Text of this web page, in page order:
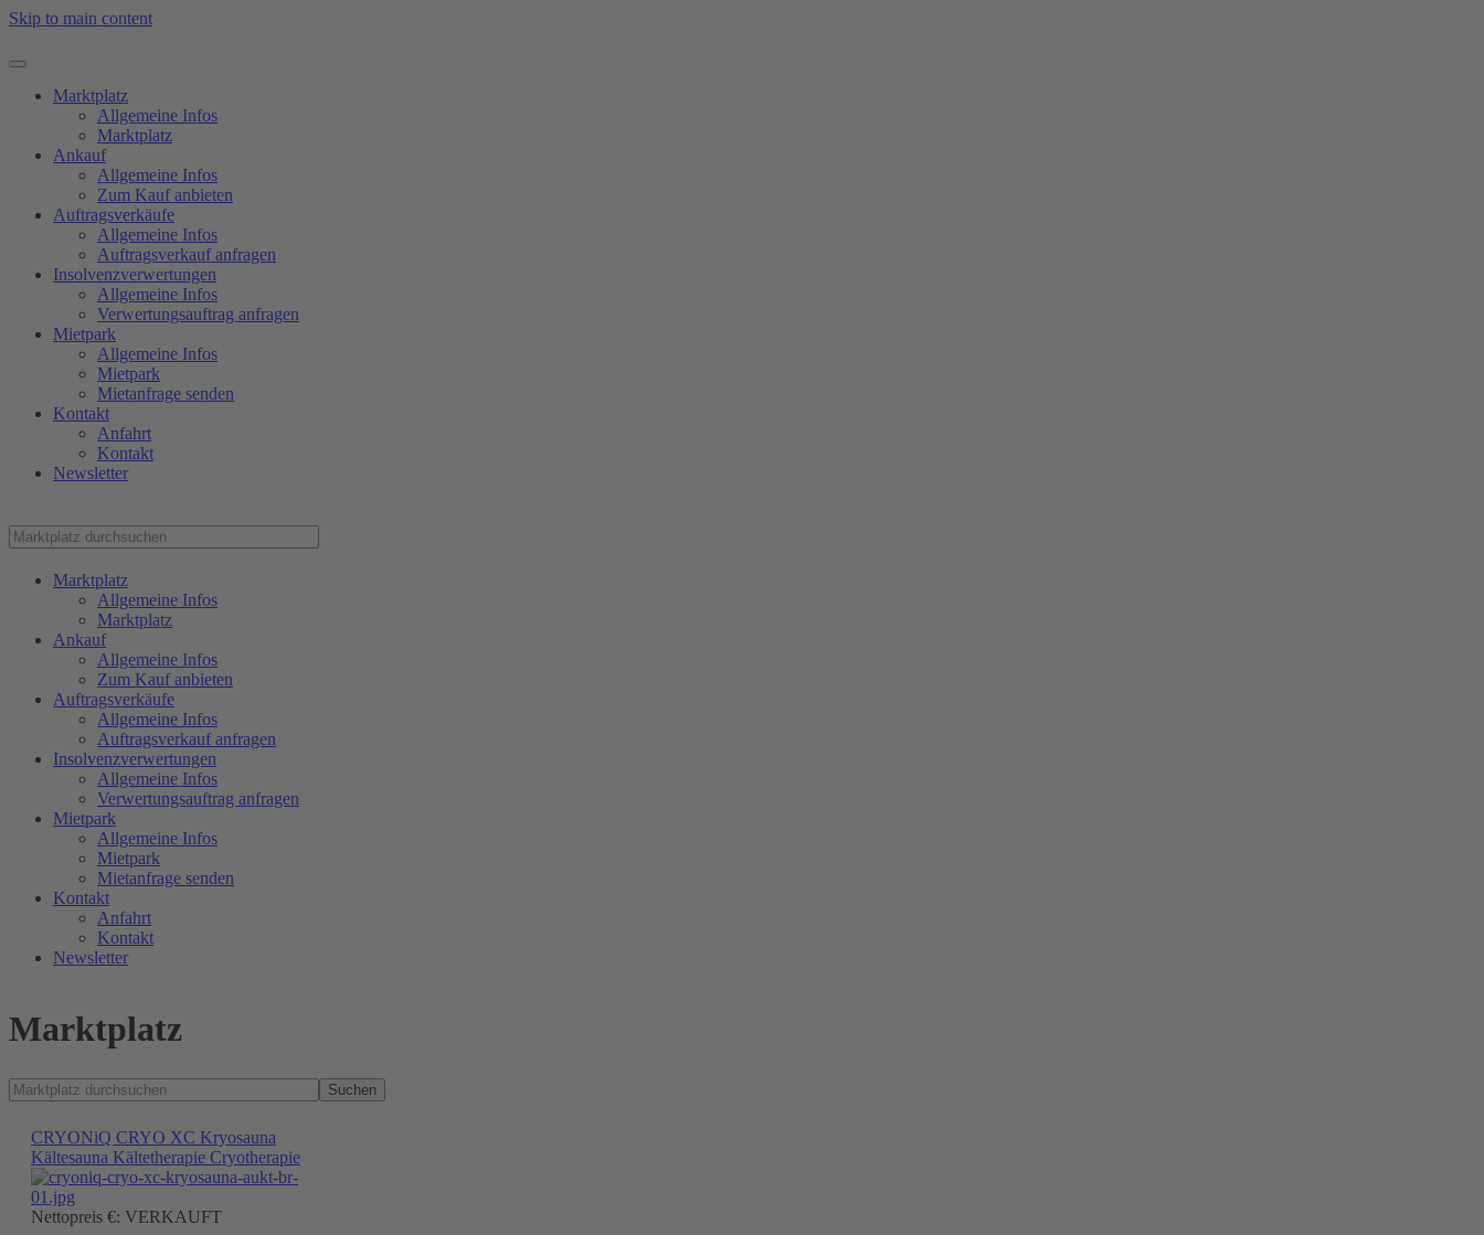
Skip to main content
Marktplatz
Allgemeine Infos
Marktplatz
Ankauf
Allgemeine Infos
Zum Kauf anbieten
Auftragsverkäufe
Allgemeine Infos
Auftragsverkauf anfragen
Insolvenzverwertungen
Allgemeine Infos
Verwertungsauftrag anfragen
Mietpark
Allgemeine Infos
Mietpark
Mietanfrage senden
Kontakt
Anfahrt
Kontakt
Newsletter
Marktplatz
Allgemeine Infos
Marktplatz
Ankauf
Allgemeine Infos
Zum Kauf anbieten
Auftragsverkäufe
Allgemeine Infos
Auftragsverkauf anfragen
Insolvenzverwertungen
Allgemeine Infos
Verwertungsauftrag anfragen
Mietpark
Allgemeine Infos
Mietpark
Mietanfrage senden
Kontakt
Anfahrt
Kontakt
Newsletter
Marktplatz
Suchen
CRYONiQ CRYO XC Kryosauna
Kältesauna Kältetherapie Cryotherapie
Nettopreis €: VERKAUFT